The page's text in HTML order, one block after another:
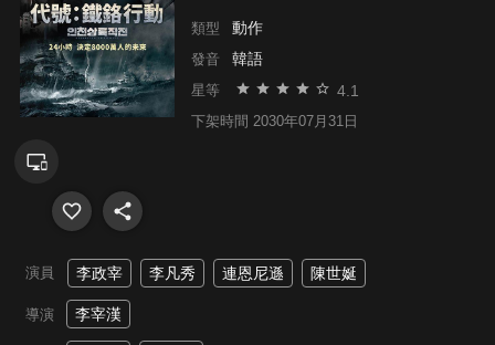
類型 動作
發音 韓語
星等 4.1
下架時間 2030年07月31日
演員 李政宰 李凡秀 連恩尼遜 陳世娫
導演 李宰漢